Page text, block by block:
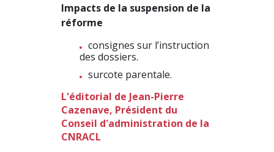
Impacts de la suspension de la
réforme
consignes sur l’instruction
des dossiers.
surcote parentale.
L'éditorial de Jean-Pierre
Cazenave, Président du
Conseil d'administration de la
CNRACL